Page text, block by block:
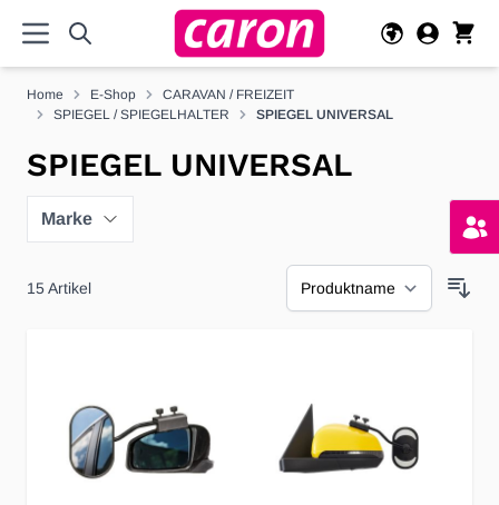
Home E-Shop
CARAVAN / FREIZEIT
SPIEGEL / SPIEGELHALTER
SPIEGEL UNIVERSAL
SPIEGEL UNIVERSAL
Marke
15Artikel